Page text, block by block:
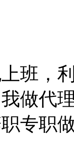
，利
做代
专职